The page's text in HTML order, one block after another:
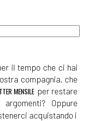
il tempo che ci hai
compagnia, che
MENSILE per restare
Oppure
acquistando i